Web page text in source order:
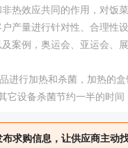
热效应共同的作用，对
产量进行针对性、合理性
案例，奥运会、亚运会、
行加热和杀菌，加热的盒
它设备杀菌节约一半的时
求购信息，让供应商主动